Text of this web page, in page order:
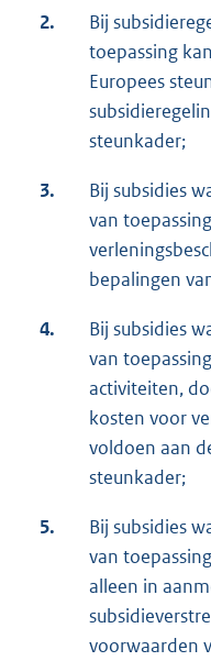
2.
Bij
toepassing
Europees
steunkader;
3.
Bij subsidies
van
bepalingen
4.
Bij subsidies
van
activiteiten,
kosten voor
voldoen aan
steunkader;
5.
Bij subsidies
van
alleen in
voorwaarden